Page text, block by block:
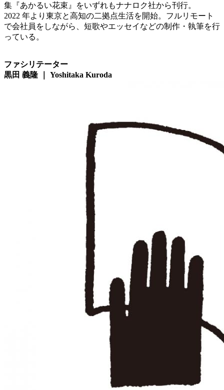
集『あかるい花束』をいずれもナナロク社から刊行。
2022 年より東京と高知の二拠点生活を開始。フルリモート
で会社員をしながら、短歌やエッセイなどの制作・執筆を行
っている。
ファシリテーター
黒田 義隆 ｜ Yoshitaka Kuroda